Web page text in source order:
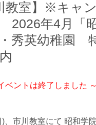
教室】※キャ
2026年4月「
秀英幼稚園
ベントは終了しました ～
、市川教室にて 昭和学